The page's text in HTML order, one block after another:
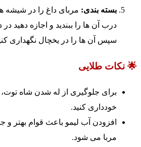
بسته بندی: مربای داغ را در شیشه
درب آن ها را ببندید و اجازه دهید
سپس آن ها را در یخچال نگهداری
🌟 نکات طلایی
برای جلوگیری از له شدن شاه
خودداری کنید.
افزودن آب لیمو باعث قوام بهتر
مربا می شود.